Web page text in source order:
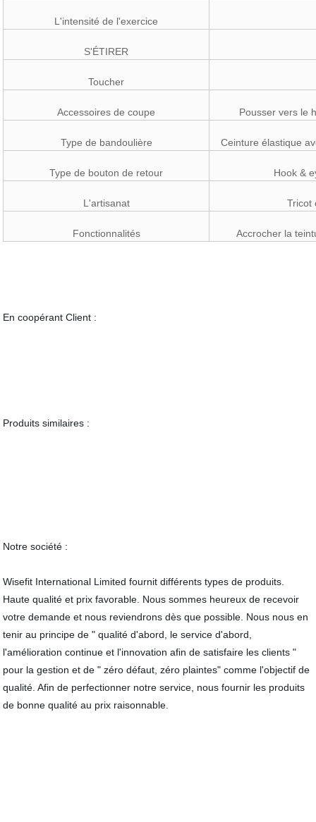
L'intensité de l'exercice
S'ÉTIRER
Toucher
Accessoires de coupe Pousser vers le
Type de bandoulière Ceinture élastique
Type de bouton de retour Hook &
L'artisanat Tricot
Fonctionnalités Accrocher la
En coopérant Client :
Produits similaires :
Notre société :
Wisefit International Limited fournit différents types de produits.
Haute qualité et prix favorable. Nous sommes heureux de recevoir
votre demande et nous reviendrons dès que possible. Nous nous en
tenir au principe de " qualité d'abord, le service d'abord,
l'amélioration continue et l'innovation afin de satisfaire les clients "
pour la gestion et de " zéro défaut, zéro plaintes" comme l'objectif de
qualité. Afin de perfectionner notre service, nous fournir les produits
de bonne qualité au prix raisonnable.